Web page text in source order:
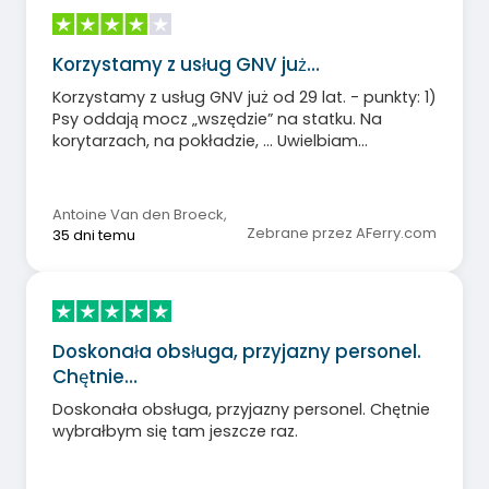
Korzystamy z usług GNV już…
Korzystamy z usług GNV już od 29 lat. - punkty: 1)
Psy oddają mocz „wszędzie” na statku. Na
korytarzach, na pokładzie, ... Uwielbiam
poniżej standardu. Trasa Genua-Palermo
niedawno wzbogaciła się o nowe statki, a
personelu hotelowego mówi tylko po
funkcjonowanie. 4) Organizacja wyokrętowania
mogłaby być lepsza. Umieść wyraźne
piktogramy w garażach parkingowych, tak jak
na parkingach publicznych. Umieść je na
korytarzach, aby pasażerowie mogli znaleźć
Antoine Van den Broeck,
35 dni temu
Zebrane przez AFerry.com
Doskonała obsługa, przyjazny personel.
Chętnie…
Doskonała obsługa, przyjazny personel. Chętnie
wybrałbym się tam jeszcze raz.